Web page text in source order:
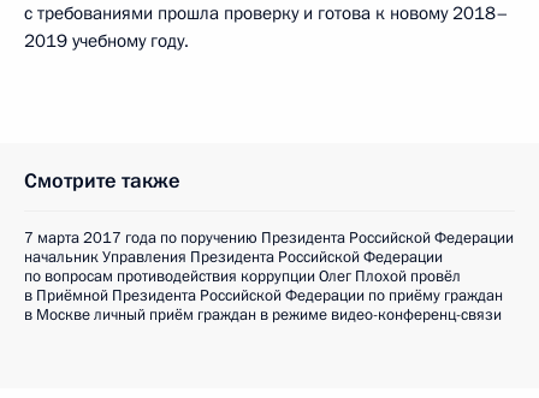
с требованиями прошла проверку и готова к новому 2018–
2019 учебному году.
Смотрите также
7 марта 2017 года по поручению Президента Российской Федерации
начальник Управления Президента Российской Федерации
по вопросам противодействия коррупции Олег Плохой провёл
в Приёмной Президента Российской Федерации по приёму граждан
в Москве личный приём граждан в режиме видео-конференц-связи